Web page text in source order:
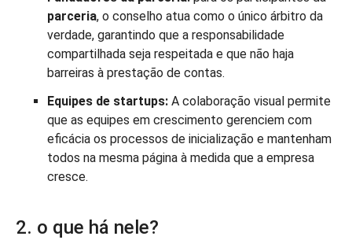
parceria, o conselho atua como o único árbitro da
verdade, garantindo que a responsabilidade
compartilhada seja respeitada e que não haja
barreiras à prestação de contas.
Equipes de startups: A colaboração visual permite
que as equipes em crescimento gerenciem com
eficácia os processos de inicialização e mantenham
todos na mesma página à medida que a empresa
cresce.
2. o que há nele?